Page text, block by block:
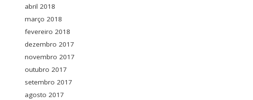
abril 2018
março 2018
fevereiro 2018
dezembro 2017
novembro 2017
outubro 2017
setembro 2017
agosto 2017